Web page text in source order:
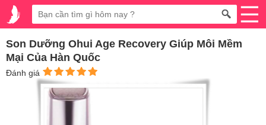
Son Dưỡng Ohui Age Recovery Giúp Môi Mềm
Mại Của Hàn Quốc
Đánh giá